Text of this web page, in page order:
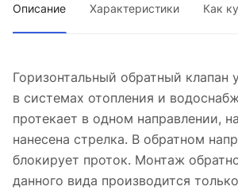
Описание Характеристики Как
Горизонтальный обратный клапан
в системах отопления и
протекает в одном направлении,
нанесена стрелка. В обратном
блокирует проток. Монтаж
данного вида производится